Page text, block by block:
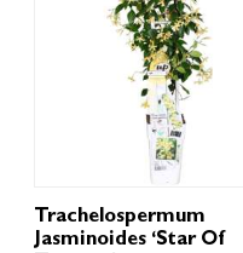
Trachelospermum
Jasminoides ‘Star Of